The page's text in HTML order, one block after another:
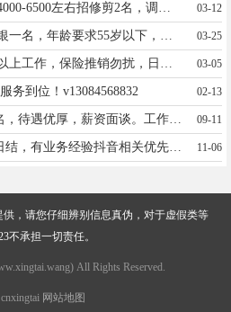
03-12
03-25
03-05
务到位！v13084568832 02-13
招聘焊工、普工若干名，待遇优厚，薪资面谈。工作地点：邢台市开发区南环。联系电话：15531972797 09-11
招聘兼职人员数名，日结，有业务经验抖音相关优先，15097945889 11-06
，请您仔细辨别信息真伪，对于虚假类等
不承担一切责任。
All Rights Reserved.
网站地图